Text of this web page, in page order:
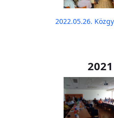
2022.05.26.
2021